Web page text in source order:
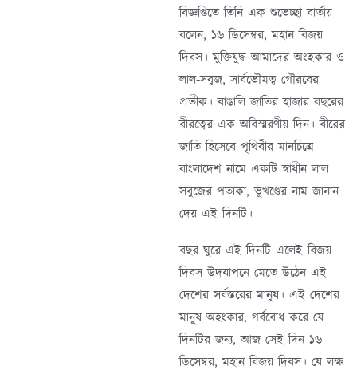
বিজ্ঞপ্তিতে তিনি এক শুভেচ্ছা বার্তায়
বলেন, ১৬ ডিসেম্বর, মহান বিজয়
দিবস। মুক্তিযুদ্ধ আমাদের অংহকার ও
লাল-সবুজ, সার্বভৌমত্ব গৌরবের
প্রতীক। বাঙালি জাতির হাজার বছরের
বীরত্বের এক অবিস্মরণীয় দিন। বীরের
জাতি হিসেবে পৃথিবীর মানচিত্রে
বাংলাদেশ নামে একটি স্বাধীন লাল
সবুজের পতাকা, ভূখণ্ডের নাম জানান
দেয় এই দিনটি।
বছর ঘুরে এই দিনটি এলেই বিজয়
দিবস উদযাপনে মেতে উঠেন এই
দেশের সর্বস্তরের মানুষ। এই দেশের
মানুষ অহংকার, গর্ববোধ করে যে
দিনটির জন্য, আজ সেই দিন ১৬
ডিসেম্বর, মহান বিজয় দিবস। যে লক্ষ